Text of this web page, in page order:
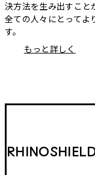
決方法を生み出すこと
全ての人々にとってよ
す。
もっと詳しく